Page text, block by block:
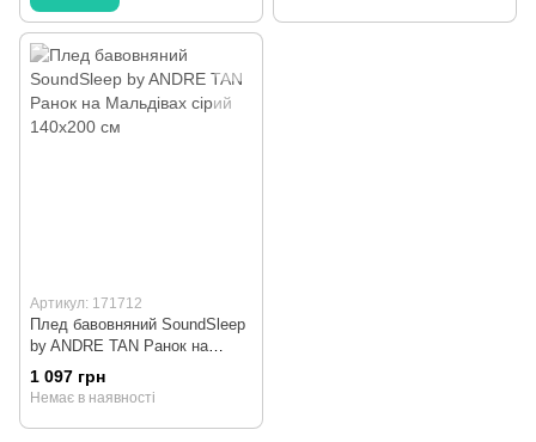
Артикул: 171712
Плед бавовняний SoundSleep
by ANDRE TAN Ранок на
Мальдівах сірий 140x200 см
1 097 грн
Немає в наявності